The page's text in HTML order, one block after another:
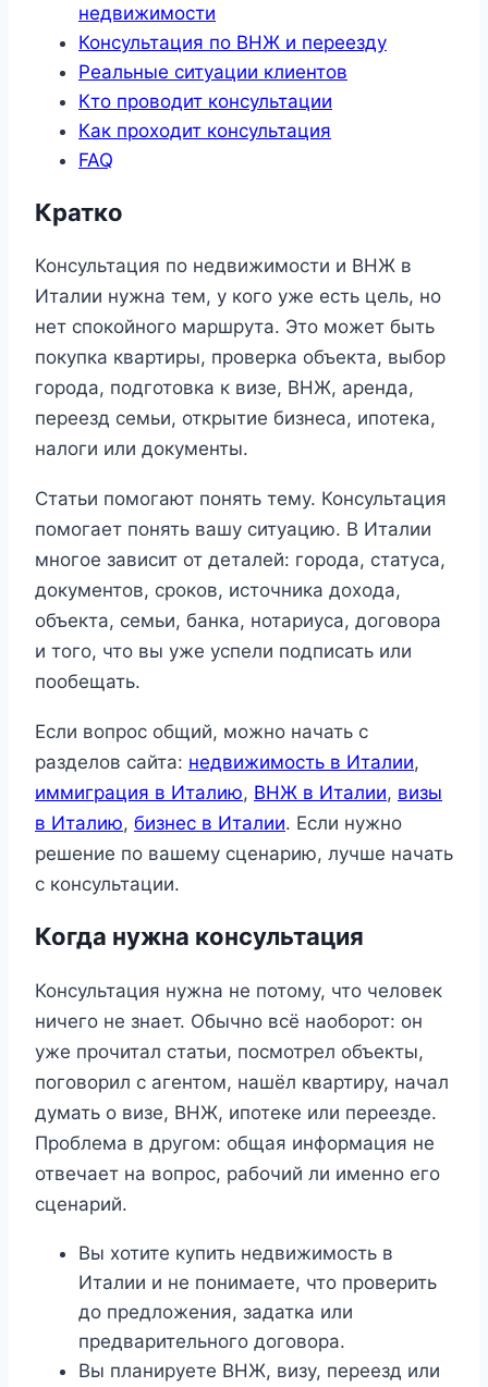
недвижимости
Консультация по ВНЖ и переезду
Реальные ситуации клиентов
Кто проводит консультации
Как проходит консультация
FAQ
Кратко
Консультация по недвижимости и ВНЖ в
Италии нужна тем, у кого уже есть цель, но
нет спокойного маршрута. Это может быть
покупка квартиры, проверка объекта, выбор
города, подготовка к визе, ВНЖ, аренда,
переезд семьи, открытие бизнеса, ипотека,
налоги или документы.
Статьи помогают понять тему. Консультация
помогает понять вашу ситуацию. В Италии
многое зависит от деталей: города, статуса,
документов, сроков, источника дохода,
объекта, семьи, банка, нотариуса, договора
и того, что вы уже успели подписать или
пообещать.
Если вопрос общий, можно начать с
разделов сайта: недвижимость в Италии,
иммиграция в Италию, ВНЖ в Италии, визы
в Италию, бизнес в Италии. Если нужно
решение по вашему сценарию, лучше начать
с консультации.
Когда нужна консультация
Консультация нужна не потому, что человек
ничего не знает. Обычно всё наоборот: он
уже прочитал статьи, посмотрел объекты,
поговорил с агентом, нашёл квартиру, начал
думать о визе, ВНЖ, ипотеке или переезде.
Проблема в другом: общая информация не
отвечает на вопрос, рабочий ли именно его
сценарий.
Вы хотите купить недвижимость в
Италии и не понимаете, что проверить
до предложения, задатка или
предварительного договора.
Вы планируете ВНЖ, визу, переезд или